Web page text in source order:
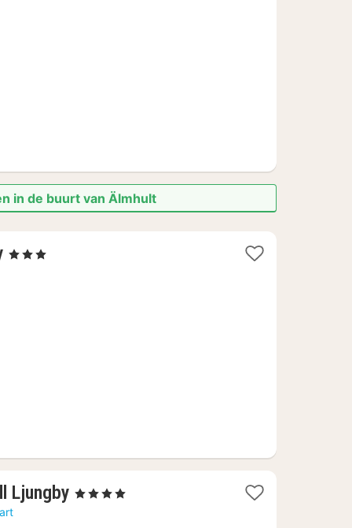
in de buurt van Älmhult
1
, 3 Sterren
Ljungby 1
, 4 Sterren